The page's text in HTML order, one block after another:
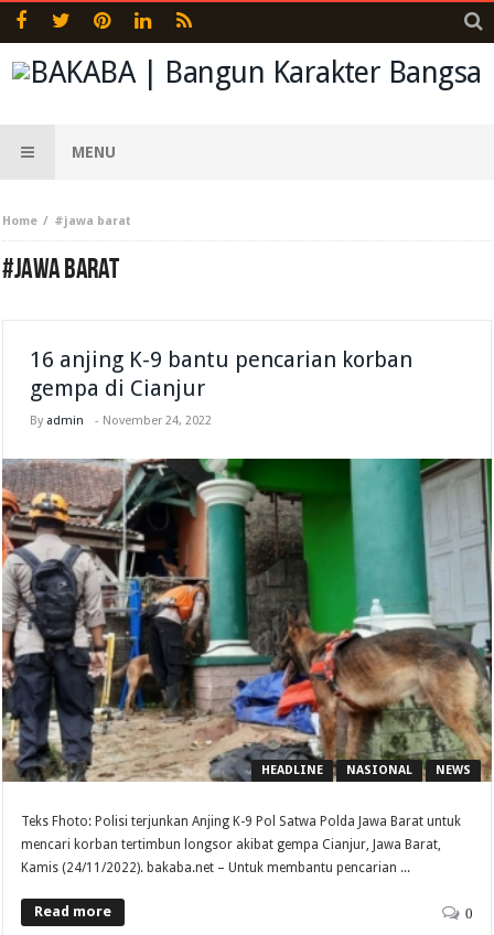
MENU
Home #jawa barat
#JAWA BARAT
16 anjing K-9 bantu pencarian korban
gempa di Cianjur
By admin - November 24, 2022
HEADLINE NASIONAL NEWS
Teks Fhoto: Polisi terjunkan Anjing K-9 Pol Satwa Polda Jawa Barat untuk
mencari korban tertimbun longsor akibat gempa Cianjur, Jawa Barat,
Kamis (24/11/2022). bakaba.net – Untuk membantu pencarian ...
Read more 0